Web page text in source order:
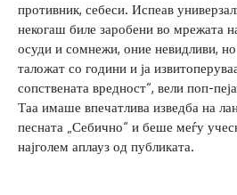
противник, себеси. Испеав
некогаш биле заробени во мрежата
осуди и сомнежи, оние невидливи,
таложат со години и ја
сопствената вредност“, вели поп-
Таа имаше впечатлива изведба на
песната „Себично“ и беше меѓу
најголем аплауз од публиката.